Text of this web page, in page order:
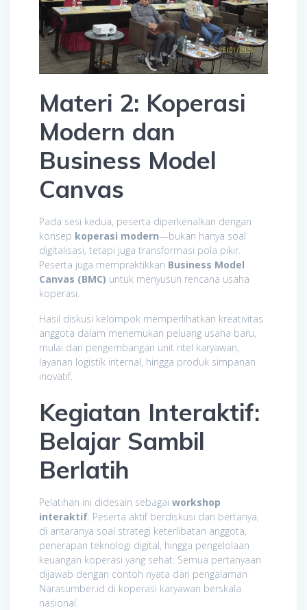
Materi 2: Koperasi
Modern dan
Business Model
Canvas
Pada sesi kedua, peserta diperkenalkan dengan
konsep koperasi modern—bukan hanya soal
digitalisasi, tetapi juga transformasi pola pikir.
Peserta juga mempraktikkan Business Model
Canvas (BMC) untuk menyusun rencana usaha
koperasi.
Hasil diskusi kelompok memperlihatkan kreativitas
anggota dalam menemukan peluang usaha baru,
mulai dari pengembangan unit ritel karyawan,
layanan logistik internal, hingga produk simpanan
inovatif.
Kegiatan Interaktif:
Belajar Sambil
Berlatih
Pelatihan ini didesain sebagai workshop
interaktif. Peserta aktif berdiskusi dan bertanya,
di antaranya soal strategi keterlibatan anggota,
penerapan teknologi digital, hingga pengelolaan
keuangan koperasi yang sehat. Semua pertanyaan
dijawab dengan contoh nyata dari pengalaman
Narasumber.id di koperasi karyawan berskala
nasional.